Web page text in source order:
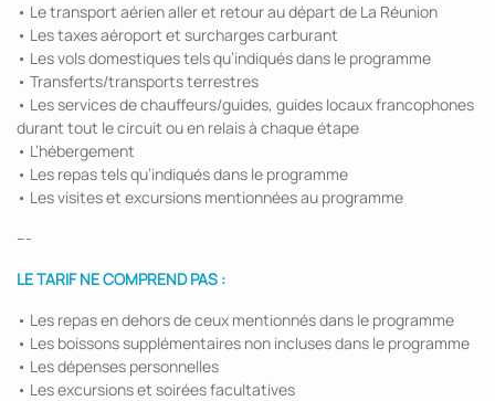
• Le transport aérien aller et retour au départ de La Réunion
• Les taxes aéroport et surcharges carburant
• Les vols domestiques tels qu’indiqués dans le programme
• Transferts/transports terrestres
• Les services de chauffeurs/guides, guides locaux francophones
durant tout le circuit ou en relais à chaque étape
• L’hébergement
• Les repas tels qu’indiqués dans le programme
• Les visites et excursions mentionnées au programme
---
LE TARIF NE COMPREND PAS :
• Les repas en dehors de ceux mentionnés dans le programme
• Les boissons supplémentaires non incluses dans le programme
• Les dépenses personnelles
• Les excursions et soirées facultatives